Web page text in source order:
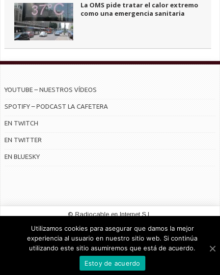
La OMS pide tratar el calor extremo
como una emergencia sanitaria
YOUTUBE – NUESTROS VÍDEOS
SPOTIFY – PODCAST LA CAFETERA
EN TWITCH
EN TWITTER
EN BLUESKY
© Radiocable en Internet S.L.
CONTRATO DE SERVICIOS Y POLÍTICA DE PRIVACIDAD
Utilizamos cookies para asegurar que damos la mejor
experiencia al usuario en nuestro sitio web. Si continúa
utilizando este sitio asumiremos que está de acuerdo.
Estoy de acuerdo